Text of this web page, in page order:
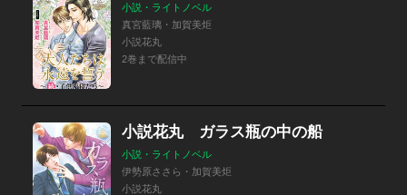
小説・ライトノベル
真宮藍璃・加賀美炬
小説花丸
2巻まで配信中
小説花丸 ガラス瓶の中の船
小説・ライトノベル
伊勢原ささら・加賀美炬
小説花丸